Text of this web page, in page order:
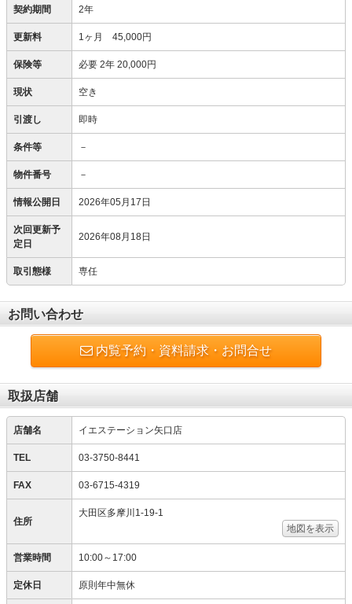
契約期間 2年
更新料 1ヶ月 45,000円
保険等 必要 2年 20,000円
現状 空き
引渡し 即時
条件等 －
物件番号 －
情報公開日 2026年05月17日
次回更新予
定日
2026年08月18日
取引態様 専任
お問い合わせ
内覧予約・資料請求・お問合せ
取扱店舗
店舗名 イエステーション矢口店
TEL 03-3750-8441
FAX 03-6715-4319
住所
大田区多摩川1-19-1
地図を表示
営業時間 10:00～17:00
定休日 原則年中無休